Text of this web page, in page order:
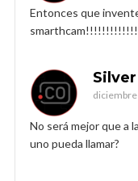
Entonces que
Silver
diciembre
No será mejor que a
uno pueda llamar?